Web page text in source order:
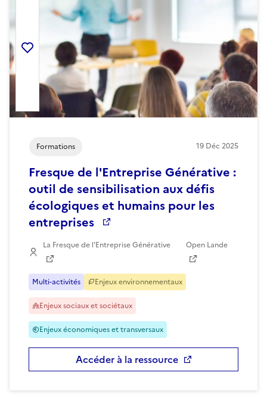
Formations 19 Déc 2025
Fresque de l'Entreprise Générative :
outil de sensibilisation aux défis
écologiques et humains pour les
entreprises
La Fresque de l'Entreprise Générative Open Lande
Multi-activités Enjeux environnementaux
Enjeux sociaux et sociétaux
Enjeux économiques et transversaux
Accéder à la ressource
Ajouter la ressource aux favoris